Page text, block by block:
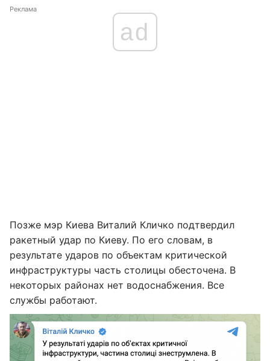
Реклама
ad
Позже мэр Киева Виталий Кличко подтвердил
ракетный удар по Киеву. По его словам, в
результате ударов по объектам критической
инфраструктуры часть столицы обесточена. В
некоторых районах нет водоснабжения. Все
службы работают.